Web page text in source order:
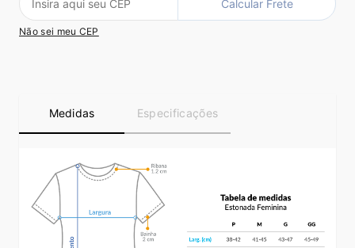
Calcular Frete
Não sei meu CEP
Medidas Especificações